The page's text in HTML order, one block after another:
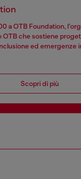
a OTB Foundation,
OTB che sostiene
ed emergenze
Scopri di più